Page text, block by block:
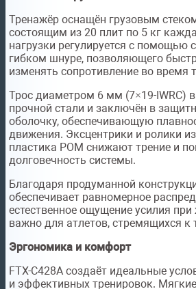
Тренажёр оснащён грузовым
состоящим из 20 плит по 5 кг
нагрузки регулируется с помощью
гибком шнуре, позволяющего
изменять сопротивление во время
Трос диаметром 6 мм (7×19-IWRC)
прочной стали и заключён в
оболочку, обеспечивающую
движения. Эксцентрики и ролики
пластика POM снижают трение и
долговечность системы.
Благодаря продуманной
обеспечивает равномерное
естественное ощущение усилия
важно для атлетов, стремящихся к
Эргономика и комфорт
FTX-C428A создаёт идеальные
и эффективных тренировок.